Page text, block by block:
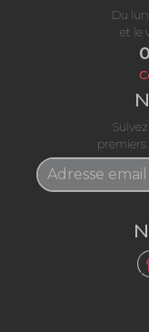
Du
et le
premiers